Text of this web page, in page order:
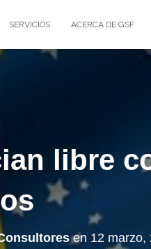
SERVICIOS ACERCA DE GSF
libre
en 12 marzo,